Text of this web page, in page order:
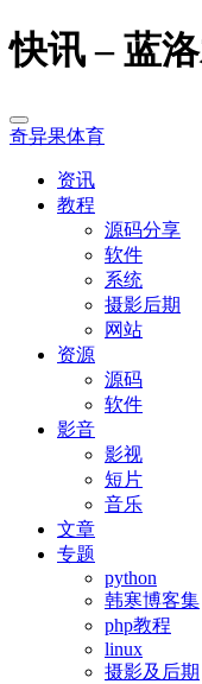
快讯 – 蓝
奇异果体育
资讯
教程
源码分享
软件
系统
摄影后期
网站
资源
源码
软件
影音
影视
短片
音乐
文章
专题
python
韩寒博客集
php教程
linux
摄影及后期